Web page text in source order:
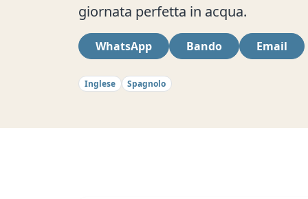
giornata perfetta in acqua.
WhatsApp Bando Email
Inglese Spagnolo